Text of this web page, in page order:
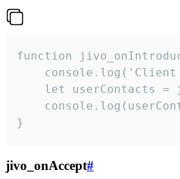
function
let userContacts =
}
jivo_onAccept#